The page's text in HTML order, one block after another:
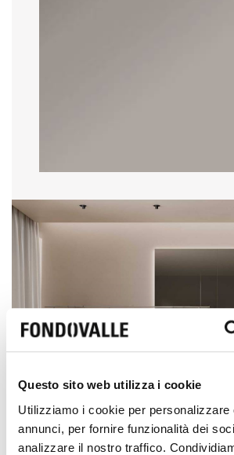
Questo sito web utilizza i cookie
Utilizziamo i cookie per personalizzare
annunci, per fornire funzionalità dei
analizzare il nostro traffico.